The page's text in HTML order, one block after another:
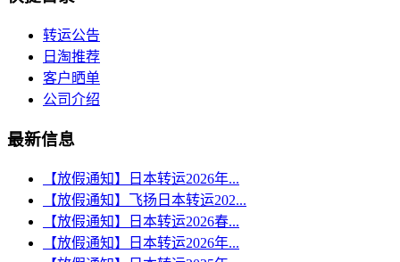
转运公告
日淘推荐
客户晒单
公司介绍
最新信息
【放假通知】日本转运2026年...
【放假通知】飞扬日本转运202...
【放假通知】日本转运2026春...
【放假通知】日本转运2026年...